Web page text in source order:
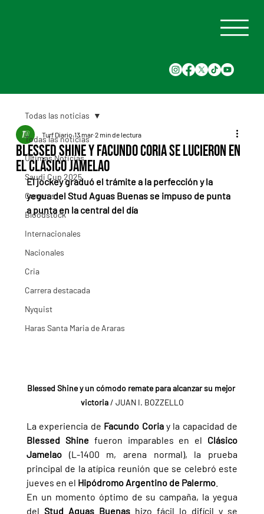
Todas las noticias
Últimas Noticias
Saudi Cup 2025
Carreras
Bloodstock
Internacionales
Nacionales
Cria
Carrera destacada
Nyquist
Haras Santa Maria de Araras
Todas las noticias
Blessed Shine y Facundo Coria se lucieron en
el Clásico Jamelao
Turf Diario 13 mar 2 min de lectura
El jockey graduó el trámite a la perfección y la
yegua del Stud Aguas Buenas se impuso de punta
a punta en la central del día
Blessed Shine y un cómodo remate para alcanzar su mejor
victoria / JUAN I. BOZZELLO
La experiencia de Facundo Coria
Blessed Shine fueron imparables en el Clásico
Jamelao (L-1400 m, arena normal), la prueba
principal de la atípica reunión que se celebró este
jueves en el Hipódromo Argentino de Palermo.
En un momento óptimo de su campaña, la yegua
del Stud Aguas Buenas hizo fácil lo difícil y se